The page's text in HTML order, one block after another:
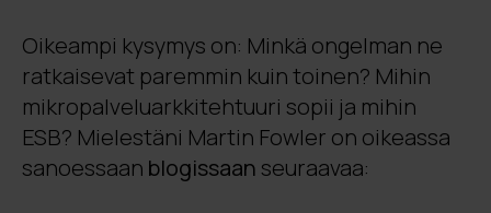
Oikeampi kysymys on: Minkä ongelman ne
ratkaisevat paremmin kuin toinen? Mihin
mikropalveluarkkitehtuuri sopii ja mihin
ESB? Mielestäni Martin Fowler on oikeassa
sanoessaan blogissaan seuraavaa: